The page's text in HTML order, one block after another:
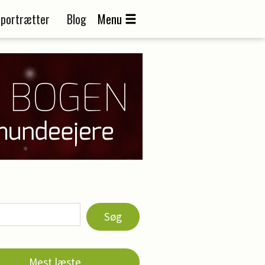
Blog Menu
Søg
Mest læste